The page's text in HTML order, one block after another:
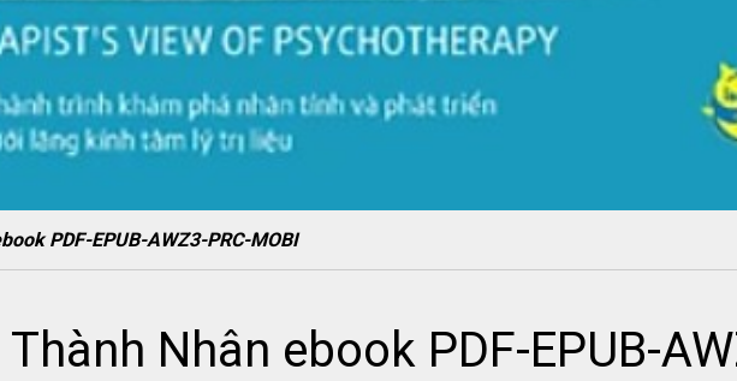
PDF-EPUB-AWZ3-PRC-MOBI
Nhân ebook PDF-EPUB-